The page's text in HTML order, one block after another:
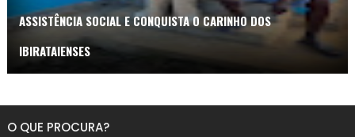
ASSISTÊNCIA SOCIAL E CONQUISTA O CARINHO DOS
IBIRATAIENSES
O QUE PROCURA?